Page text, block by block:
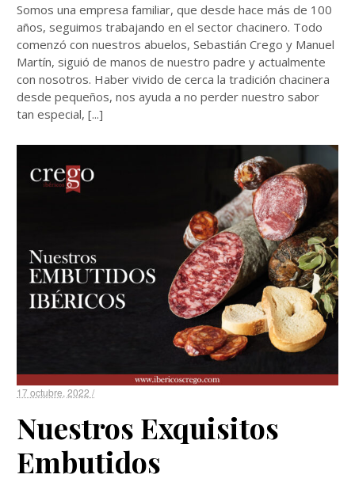
Somos una empresa familiar, que desde hace más de 100
años, seguimos trabajando en el sector chacinero. Todo
comenzó con nuestros abuelos, Sebastián Crego y Manuel
Martín, siguió de manos de nuestro padre y actualmente
con nosotros. Haber vivido de cerca la tradición chacinera
desde pequeños, nos ayuda a no perder nuestro sabor
tan especial, [...]
17 octubre, 2022 /
Nuestros Exquisitos
Embutidos